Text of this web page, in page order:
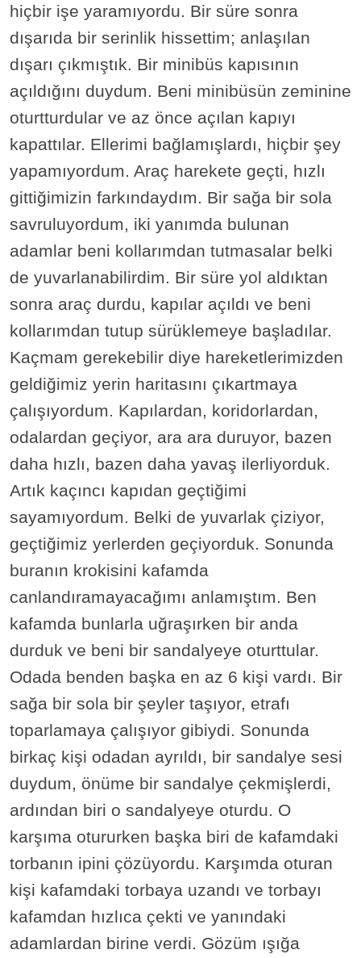
hiçbir işe yaramıyordu. Bir süre sonra
dışarıda bir serinlik hissettim; anlaşılan
dışarı çıkmıştık. Bir minibüs kapısının
açıldığını duydum. Beni minibüsün zeminine
oturtturdular ve az önce açılan kapıyı
kapattılar. Ellerimi bağlamışlardı, hiçbir şey
yapamıyordum. Araç harekete geçti, hızlı
gittiğimizin farkındaydım. Bir sağa bir sola
savruluyordum, iki yanımda bulunan
adamlar beni kollarımdan tutmasalar belki
de yuvarlanabilirdim. Bir süre yol aldıktan
sonra araç durdu, kapılar açıldı ve beni
kollarımdan tutup sürüklemeye başladılar.
Kaçmam gerekebilir diye hareketlerimizden
geldiğimiz yerin haritasını çıkartmaya
çalışıyordum. Kapılardan, koridorlardan,
odalardan geçiyor, ara ara duruyor, bazen
daha hızlı, bazen daha yavaş ilerliyorduk.
Artık kaçıncı kapıdan geçtiğimi
sayamıyordum. Belki de yuvarlak çiziyor,
geçtiğimiz yerlerden geçiyorduk. Sonunda
buranın krokisini kafamda
canlandıramayacağımı anlamıştım. Ben
kafamda bunlarla uğraşırken bir anda
durduk ve beni bir sandalyeye oturttular.
Odada benden başka en az 6 kişi vardı. Bir
sağa bir sola bir şeyler taşıyor, etrafı
toparlamaya çalışıyor gibiydi. Sonunda
birkaç kişi odadan ayrıldı, bir sandalye sesi
duydum, önüme bir sandalye çekmişlerdi,
ardından biri o sandalyeye oturdu. O
karşıma otururken başka biri de kafamdaki
torbanın ipini çözüyordu. Karşımda oturan
kişi kafamdaki torbaya uzandı ve torbayı
kafamdan hızlıca çekti ve yanındaki
adamlardan birine verdi. Gözüm ışığa